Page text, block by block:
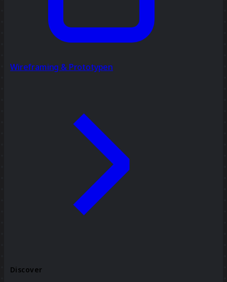
Wireframing & Prototypen
Discover